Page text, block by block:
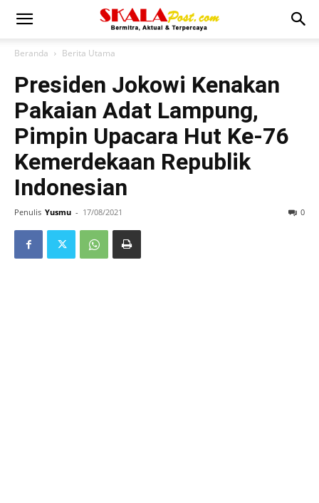
Beranda Berita Utama
Presiden Jokowi Kenakan
Pakaian Adat Lampung,
Pimpin Upacara Hut Ke-76
Kemerdekaan Republik
Indonesian
Penulis Yusmu - 17/08/2021 0